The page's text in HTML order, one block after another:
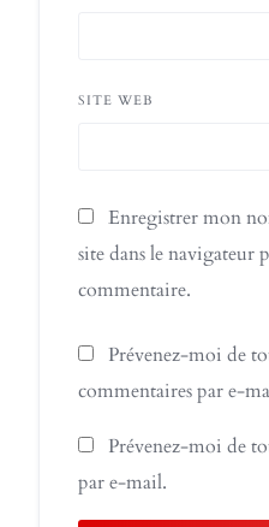
SITE WEB
Enregistrer mon
site dans le
commentaire.
Prévenez-moi de
commentaires par e-
Prévenez-moi de
par e-mail.